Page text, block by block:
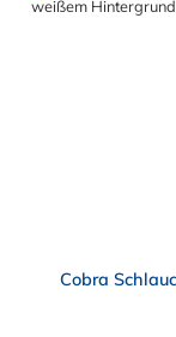
Cobra